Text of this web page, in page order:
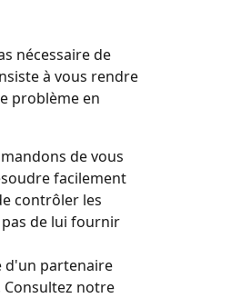
nécessaire de
à vous rendre
problème en
de vous
facilement
contrôler les
de lui fournir
d'un partenaire
Consultez notre